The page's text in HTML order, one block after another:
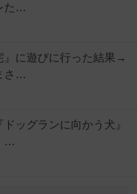
た…
』に遊びに行った結果→
さ…
ッグランに向かう犬』
…